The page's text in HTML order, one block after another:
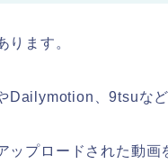
ります。
Dailymotion、9tsuなど
ップロードされた動画